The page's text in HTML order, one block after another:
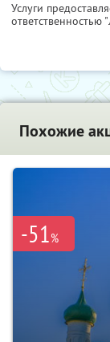
Услуги
ответственностью
Похожие
-51%